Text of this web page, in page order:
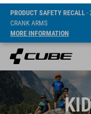
PRODUCT SAFETY RECALL
CRANK ARMS
MORE INFORMATION